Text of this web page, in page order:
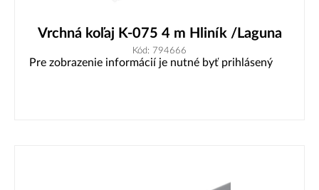
Vrchná koľaj K-075 4 m Hliník /Laguna
Kód: 794666
Pre zobrazenie informácií je nutné byť prihlásený